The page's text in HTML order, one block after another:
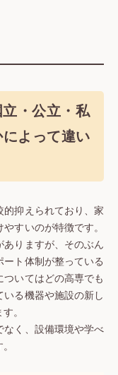
・公立・私
よって違い
抑えられており、家
すいのが特徴です。
りますが、そのぶん
ト体制が整っている
いてはどの高専でも
る機器や施設の新し
。
なく、設備環境や学べ